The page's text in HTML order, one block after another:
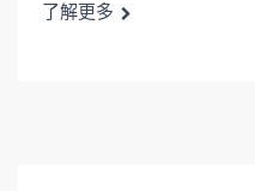
了解更多